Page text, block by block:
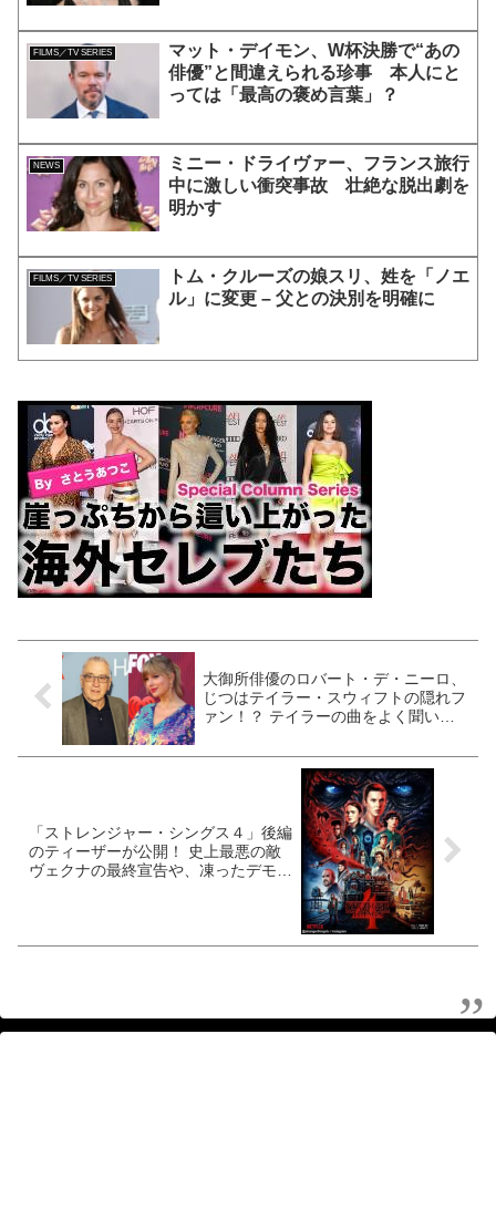
FILMS／TV SERIES
マット・デイモン、W杯決勝で“あの
俳優”と間違えられる珍事 本人にと
っては「最高の褒め言葉」？
NEWS
ミニー・ドライヴァー、フランス旅行
中に激しい衝突事故 壮絶な脱出劇を
明かす
FILMS／TV SERIES
トム・クルーズの娘スリ、姓を「ノエ
ル」に変更 – 父との決別を明確に
大御所俳優のロバート・デ・ニーロ、
じつはテイラー・スウィフトの隠れフ
ァン！？ テイラーの曲をよく聞いて
「ストレンジャー・シングス４」後編
のティーザーが公開！ 史上最悪の敵
ヴェクナの最終宣告や、凍ったデモゴ